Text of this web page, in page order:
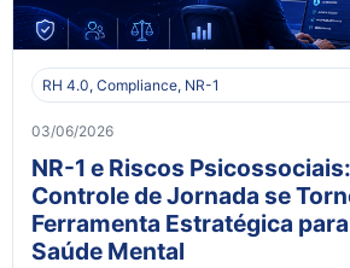
RH 4.0, Compliance, NR-1
03/06/2026
NR-1 e Riscos
Controle de Jornada se
Ferramenta Estratégica
Saúde Mental